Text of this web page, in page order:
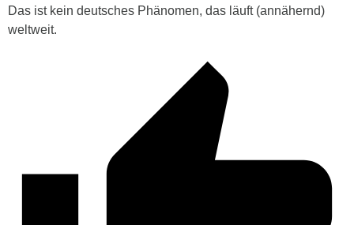
Das ist kein deutsches Phänomen, das läuft (annähernd)
weltweit.